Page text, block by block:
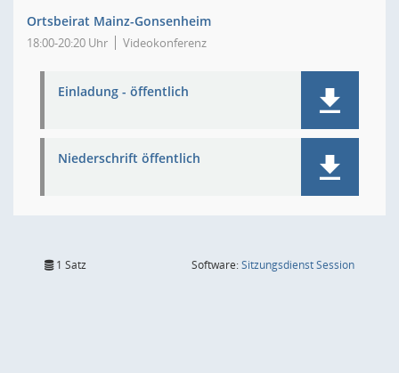
Ortsbeirat Mainz-Gonsenheim
18:00-20:20 Uhr Videokonferenz
Einladung - öffentlich
Niederschrift öffentlich
1 Satz Software:SitzungsdienstSession(Wird in